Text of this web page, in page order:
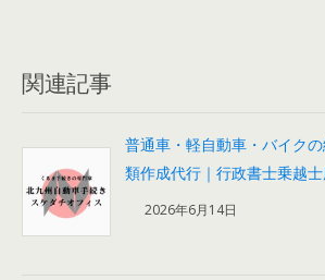
関連記事
普通車・軽自動車・バイク
類作成代行｜行政書士乗越
2026年6月14日